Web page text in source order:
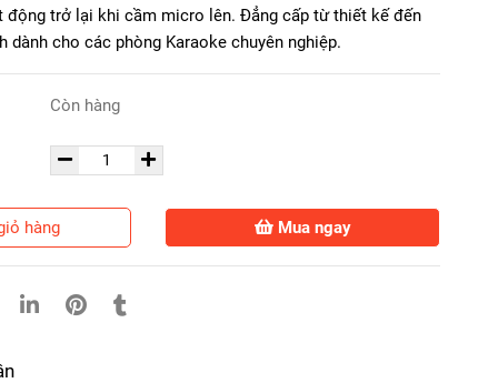
động trở lại khi cầm micro lên. Đẳng cấp từ thiết kế đến
dành cho các phòng Karaoke chuyên nghiệp.
Còn hàng
hàng Mua ngay